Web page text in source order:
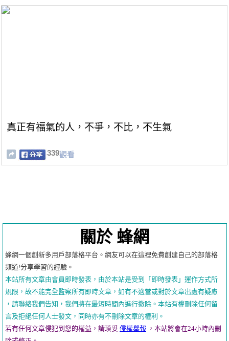
真正有福氣的人，不爭，不比，不生氣
339觀看
關於 蜂網
蜂網一個創新多用戶部落格平台。網友可以在這裡免費創建自己的部落格
頻道!分享學習的經驗。
本站所有文章由會員即時發表，由於本站是受到「即時發表」運作方式所
規限，故不能完全監察所有即時文章，如有不適當或對於文章出處有疑慮
，請聯絡我們告知，我們將在最短時間內進行撤除。本站有權刪除任何留
言及拒絕任何人士發文，同時亦有不刪除文章的權利。
若有任何文章侵犯到您的權益，請瑱妥 侵權舉報 ，本站將會在24小時內刪